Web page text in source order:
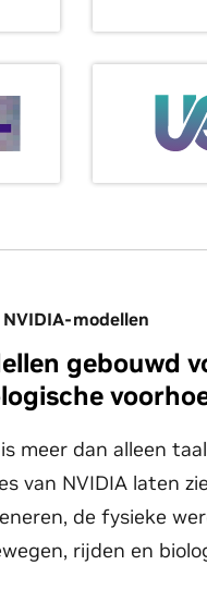
NVIDIA-modellen
gebouwd
meer dan alleen
van NVIDIA laten
de fysieke
rijden en